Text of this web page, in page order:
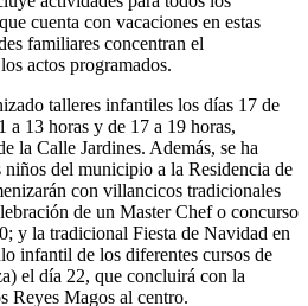
cuenta con vacaciones en estas
familiares concentran el
actos programados.
talleres infantiles los días 17 de
a 13 horas y de 17 a 19 horas,
la Calle Jardines. Además, se ha
del municipio a la Residencia de
con villancicos tradicionales
de un Master Chef o concurso
y la tradicional Fiesta de Navidad en
infantil de los diferentes cursos de
el día 22, que concluirá con la
Reyes Magos al centro.